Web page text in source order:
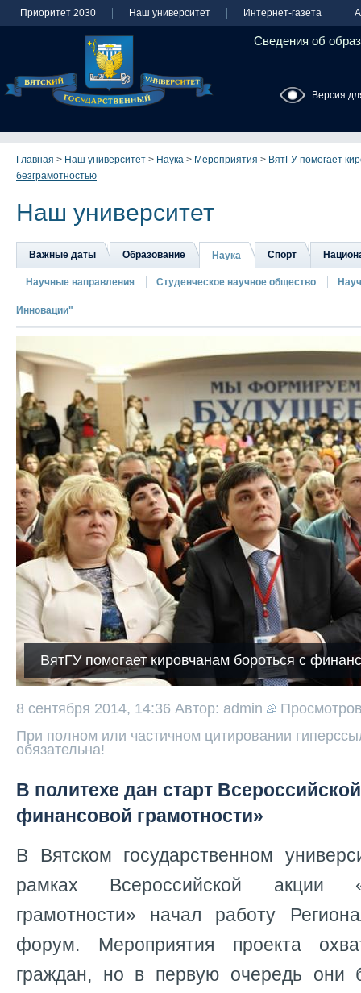
Приоритет 2030 Наш университет Интернет-газета
Сведения об
Версия
Главная > Наш университет > Наука > Мероприятия > ВятГУ помогает
безграмотностью
Наш университет
Важные даты Образование Наука Спорт
Научные направления Студенческое научное общество
Инновации"
ВятГУ помогает кировчанам бороться с
8 сентября 2014, 14:36 Автор: admin
При полном или частичном цитировании
обязательна!
В политехе дан старт
финансовой грамотности»
В Вятском государственном
рамках Всероссийской акции
грамотности» начал работу
форум. Мероприятия проекта
граждан, но в первую очередь они